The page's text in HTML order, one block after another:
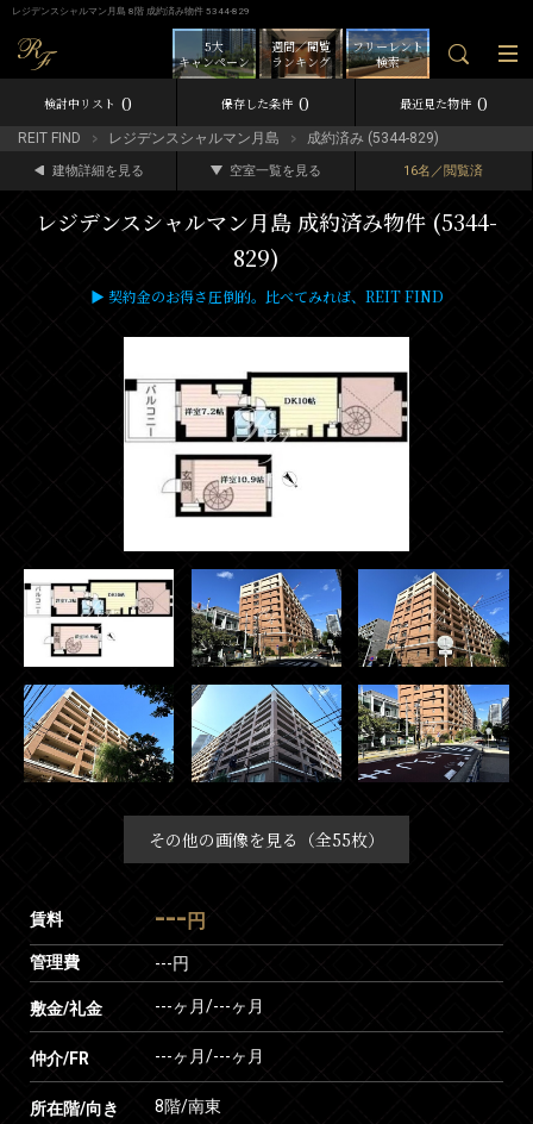
レジデンスシャルマン月島 8階 成約済み物件 5344-829
フリーレント
検索
週間／閲覧
ランキング
5大
キャンペーン
検討中リスト 0 保存した条件 0 最近見た物件 0
REIT FIND レジデンスシャルマン月島 成約済み (5344-829)
建物詳細を見る 空室一覧を見る 16名／閲覧済
レジデンスシャルマン月島 成約済み物件 (5344-
829)
▶ 契約金のお得さ圧倒的。比べてみれば、REIT FIND
その他の画像を見る（全55枚）
賃料 --- 円
管理費 ---円
敷金/礼金 ---ヶ月/---ヶ月
仲介/FR ---ヶ月/---ヶ月
所在階/向き 8階/南東